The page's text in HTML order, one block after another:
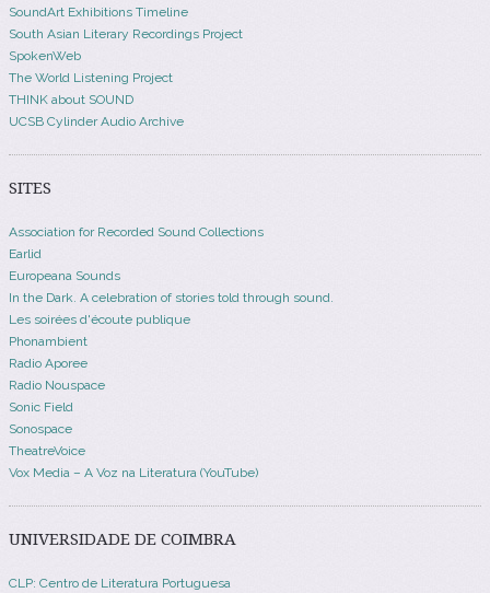
SoundArt Exhibitions Timeline
South Asian Literary Recordings Project
SpokenWeb
The World Listening Project
THINK about SOUND
UCSB Cylinder Audio Archive
SITES
Association for Recorded Sound Collections
Earlid
Europeana Sounds
In the Dark. A celebration of stories told through sound.
Les soirées d'écoute publique
Phonambient
Radio Aporee
Radio Nouspace
Sonic Field
Sonospace
TheatreVoice
Vox Media – A Voz na Literatura (YouTube)
UNIVERSIDADE DE COIMBRA
CLP: Centro de Literatura Portuguesa